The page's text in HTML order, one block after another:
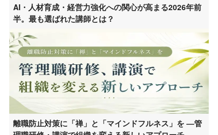
AI・人材育成・経営力強化への関心が高まる2026年前
半。最も選ばれた講師とは？
離職防止対策に「禅」と「マインドフルネス」を ―管